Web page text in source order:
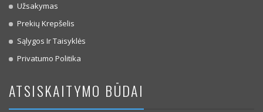
Užsakymas
Prekių Krepšelis
Sąlygos Ir Taisyklės
Privatumo Politika
ATSISKAITYMO BŪDAI